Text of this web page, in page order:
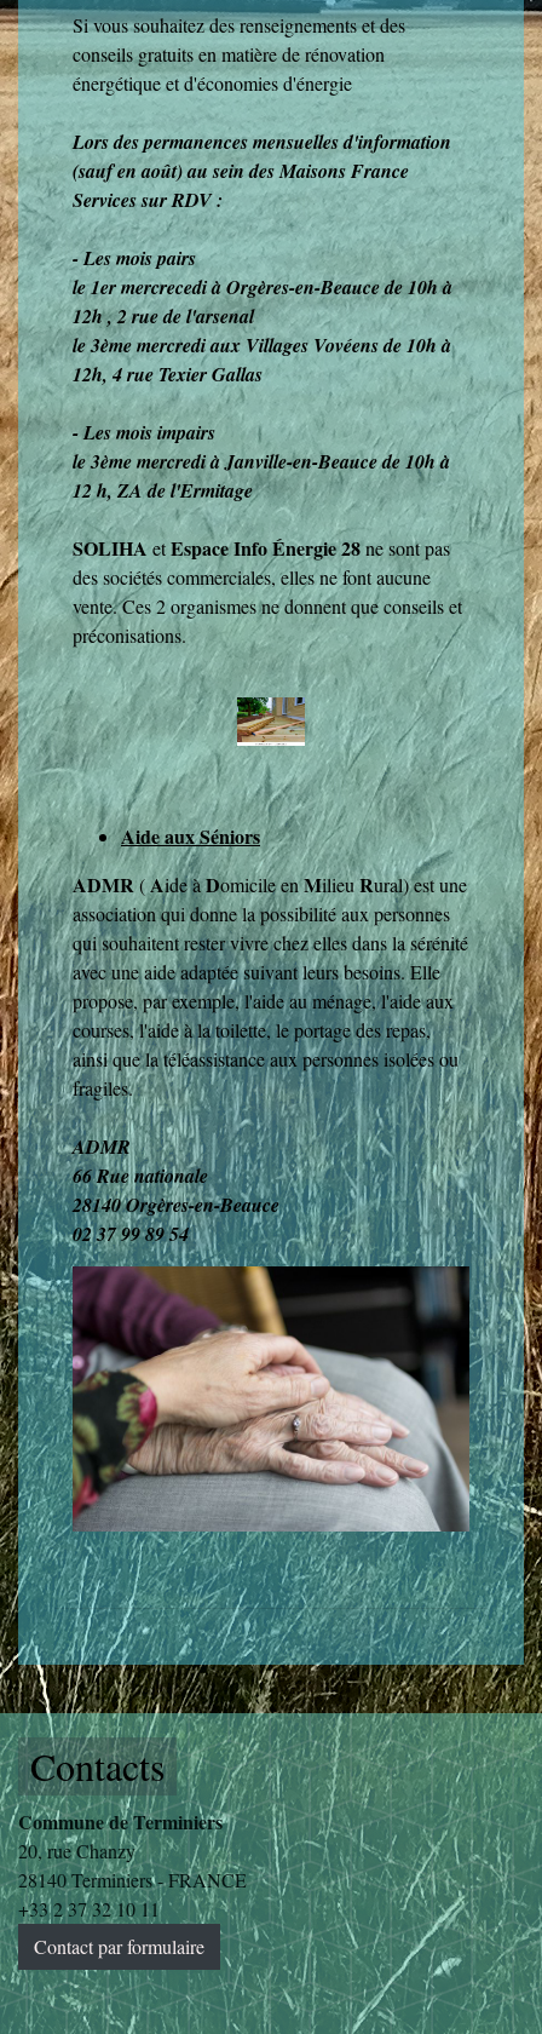
Si vous souhaitez des renseignements et des
conseils gratuits en matière de rénovation
énergétique et d'économies d'énergie
Lors des permanences mensuelles d'information
(sauf en août) au sein des Maisons France
Services sur RDV :
- Les mois pairs
le 1er mercrecedi à Orgères-en-Beauce de 10h à
12h , 2 rue de l'arsenal
le 3ème mercredi aux Villages Vovéens de 10h à
12h, 4 rue Texier Gallas
- Les mois impairs
le 3ème mercredi à Janville-en-Beauce de 10h à
12 h, ZA de l'Ermitage
SOLIHA etEspace Info Énergie 28ne sont pas
des sociétés commerciales, elles ne font aucune
vente. Ces 2 organismes ne donnent que conseils et
préconisations.
Aide aux Séniors
ADMR(Aide àDomicile enMilieuRural) est une
association qui donne la possibilité aux personnes
qui souhaitent rester vivre chez elles dans la sérénité
avec une aide adaptée suivant leurs besoins. Elle
propose, par exemple, l'aide au ménage, l'aide aux
courses, l'aide à la toilette, le portage des repas,
ainsi que la téléassistance aux personnes isolées ou
fragiles.
ADMR
66 Rue nationale
28140 Orgères-en-Beauce
02 37 99 89 54
Contacts
Commune de Terminiers
20, rue Chanzy
28140 Terminiers - FRANCE
+33 2 37 32 10 11
Contact par formulaire